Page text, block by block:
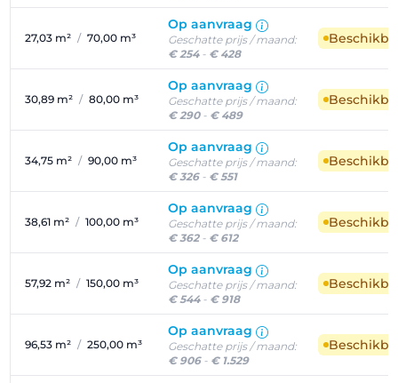
27,03 m² / 70,00 m³
Op aanvraag
Geschatte prijs / maand:
€ 254- € 428
30,89 m² / 80,00 m³
Op aanvraag
Geschatte prijs / maand:
€ 290- € 489
34,75 m² / 90,00 m³
Op aanvraag
Geschatte prijs / maand:
€ 326- € 551
38,61 m² / 100,00 m³
Op aanvraag
Geschatte prijs / maand:
€ 362- € 612
57,92 m² / 150,00 m³
Op aanvraag
Geschatte prijs / maand:
€ 544- € 918
96,53 m² / 250,00 m³
Op aanvraag
Geschatte prijs / maand:
€ 906- € 1.529